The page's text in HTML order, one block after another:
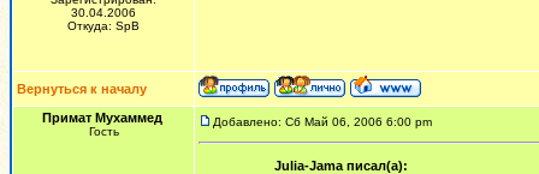
30.04.2006
Откуда: SpB
Вернуться к началу
Примат Мухаммед
Гость
Добавлено: Сб Май 06, 2006 6:00 pm
Julia-Jama писал(а):